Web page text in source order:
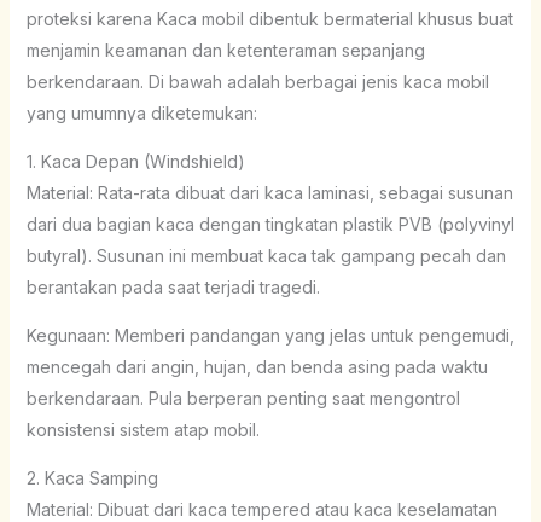
proteksi karena Kaca mobil dibentuk bermaterial khusus buat
menjamin keamanan dan ketenteraman sepanjang
berkendaraan. Di bawah adalah berbagai jenis kaca mobil
yang umumnya diketemukan:
1. Kaca Depan (Windshield)
Material: Rata-rata dibuat dari kaca laminasi, sebagai susunan
dari dua bagian kaca dengan tingkatan plastik PVB (polyvinyl
butyral). Susunan ini membuat kaca tak gampang pecah dan
berantakan pada saat terjadi tragedi.
Kegunaan: Memberi pandangan yang jelas untuk pengemudi,
mencegah dari angin, hujan, dan benda asing pada waktu
berkendaraan. Pula berperan penting saat mengontrol
konsistensi sistem atap mobil.
2. Kaca Samping
Material: Dibuat dari kaca tempered atau kaca keselamatan